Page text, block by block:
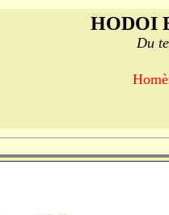
HODOI
Du